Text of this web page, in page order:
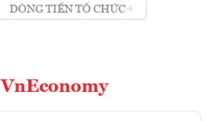
DÒNG TIỀN TỔ CHỨC
VnEconomy